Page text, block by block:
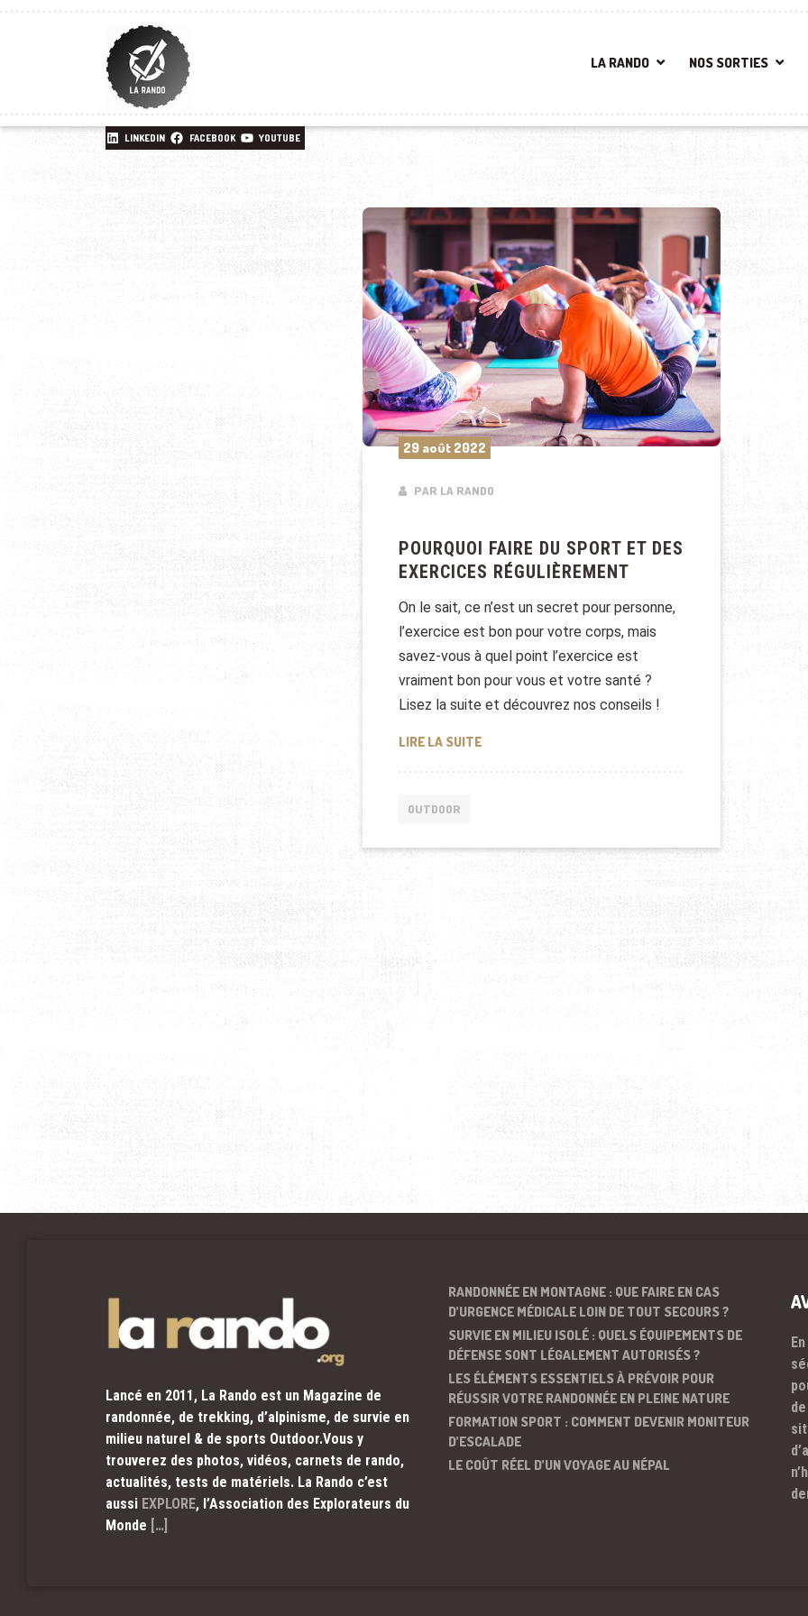
LA RANDO NOS SORTIES
LINKEDIN FACEBOOK YOUTUBE
29 août 2022
PAR LA RANDO
POURQUOI FAIRE DU SPORT ET DES
EXERCICES RÉGULIÈREMENT
On le sait, ce n’est un secret pour personne,
l’exercice est bon pour votre corps, mais
savez-vous à quel point l’exercice est
vraiment bon pour vous et votre santé ?
Lisez la suite et découvrez nos conseils !
LIRE LA SUITEPOURQUOI FAIRE DU SPORT ET DES EXERCICES
OUTDOOR
Lancé en 2011, La Rando est un Magazine de
randonnée, de trekking, d’alpinisme, de survie en
milieu naturel & de sports Outdoor.Vous y
trouverez des photos, vidéos, carnets de rando,
actualités, tests de matériels. La Rando c’est
aussi EXPLORE, l’Association des Explorateurs du
Monde […]
RANDONNÉE EN MONTAGNE : QUE FAIRE EN CAS
D’URGENCE MÉDICALE LOIN DE TOUT SECOURS ?
SURVIE EN MILIEU ISOLÉ : QUELS ÉQUIPEMENTS DE
DÉFENSE SONT LÉGALEMENT AUTORISÉS ?
LES ÉLÉMENTS ESSENTIELS À PRÉVOIR POUR
RÉUSSIR VOTRE RANDONNÉE EN PLEINE NATURE
FORMATION SPORT : COMMENT DEVENIR MONITEUR
D’ESCALADE
LE COÛT RÉEL D’UN VOYAGE AU NÉPAL